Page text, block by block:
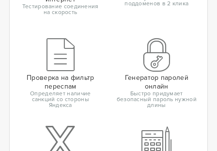
Тестирование соединения
на скорость
поддоменов в 2 клика
Проверка на фильтр
переспам
Определяет наличие
санкций со стороны
Яндекса
Генератор паролей
онлайн
Быстро придумает
безопасный пароль нужной
длины